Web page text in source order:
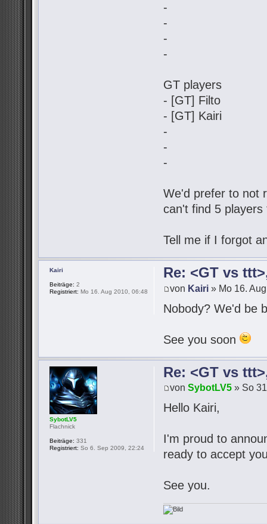
-
-
-
-
GT players
- [GT] Filto
- [GT] Kairi
-
-
-
We'd prefer to not
can't find 5
Tell me if I forgot
Re: <GT vs
von Kairi » Mo 16.
Nobody? We'd be
See you soon
Kairi
Beiträge: 2
Registriert: Mo 16. Aug 2010, 06:48
Re: <GT vs
vonSybotLV5 » So
Hello Kairi,
I'm proud to
ready to accept
See you.
SybotLV5
Flachnick
Beiträge: 331
Registriert: So 6. Sep 2009, 22:24